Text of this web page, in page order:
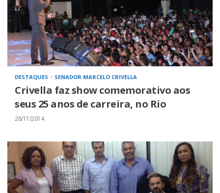
DESTAQUES SENADOR MARCELO CRIVELLA
Crivella faz show comemorativo aos
seus 25 anos de carreira, no Rio
28/11/2014